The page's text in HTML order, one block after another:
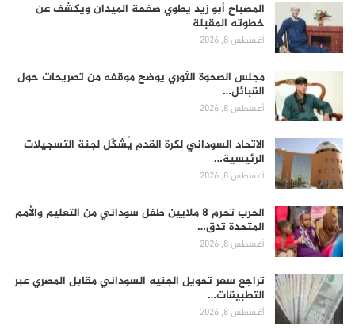
المصباح أبو زيد يطوي صفحة الميدان ويكشف عن
خطوته المقبلة
أغسطس 8, 2026
مجلس الصحوة الثوري يوضح موقفه من تصريحات حول
القبائل…
أغسطس 8, 2026
الاتحاد السوداني لكرة القدم يُشكّل لجنة التسجيلات
الرئيسية…
أغسطس 8, 2026
الحرب تحرم 8 ملايين طفل سوداني من التعليم والأمم
المتحدة تدق…
أغسطس 8, 2026
تراجع سعر تحويل الجنيه السوداني مقابل المصري عبر
التطبيقات…
أغسطس 8, 2026